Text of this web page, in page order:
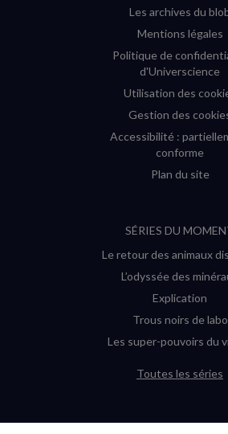
Les archives du
Mentions légales
Politique de
d'Universcience
Utilisation des
Gestion des
Accessibilité :
conforme
Plan du site
SÉRIES DU
Le retour des animaux
L’odyssée des
Explication
Trous noirs de labo
Les super-pouvoirs du
Toutes les séries